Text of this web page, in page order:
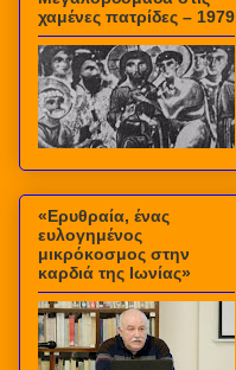
χαμένες πατρίδες – 1979
«Ερυθραία, ένας
ευλογημένος
μικρόκοσμος στην
καρδιά της Ιωνίας»